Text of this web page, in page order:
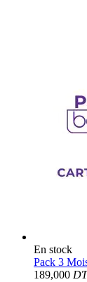
En stock
Pack 3
189,000 DT